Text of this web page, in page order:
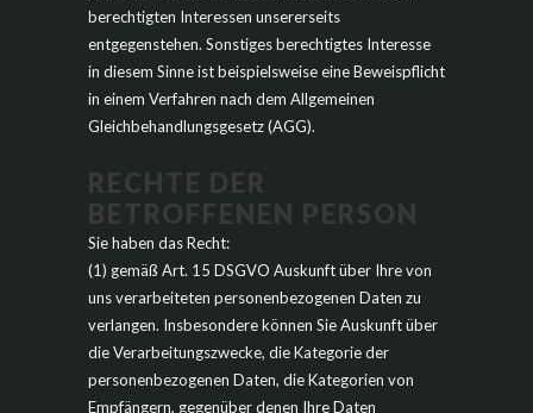
berechtigten Interessen unsererseits
entgegenstehen. Sonstiges berechtigtes Interesse
in diesem Sinne ist beispielsweise eine Beweispflicht
in einem Verfahren nach dem Allgemeinen
Gleichbehandlungsgesetz (AGG).
RECHTE DER
BETROFFENEN PERSON
Sie haben das Recht:
(1) gemäß Art. 15 DSGVO Auskunft über Ihre von
uns verarbeiteten personenbezogenen Daten zu
verlangen. Insbesondere können Sie Auskunft über
die Verarbeitungszwecke, die Kategorie der
personenbezogenen Daten, die Kategorien von
Empfängern, gegenüber denen Ihre Daten